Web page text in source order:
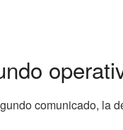
comunicado, la